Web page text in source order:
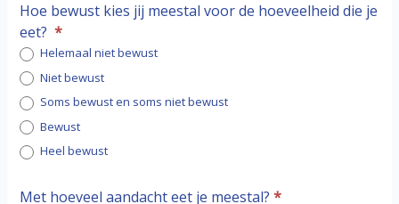
Hoe bewust kies jij meestal voor de hoeveelheid die je
eet?*
Helemaal niet bewust
Niet bewust
Soms bewust en soms niet bewust
Bewust
Heel bewust
Met hoeveel aandacht eet je meestal?*